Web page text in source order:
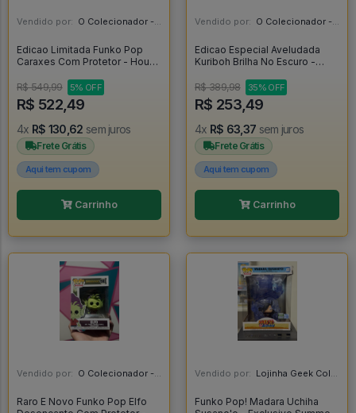
Vendido por: O Colecionador - SP
Edicao Limitada Funko Pop
Caraxes Com Protetor - House
R$ 549,99
5% OFF
R$ 522,49
4x R$ 130,62 sem juros
Frete Grátis
Aqui tem cupom
Carrinho
Vendido por: O Colecionador - SP
Edicao Especial Aveludada
Kuriboh Brilha No Escuro -
R$ 389,98
35% OFF
R$ 253,49
4x R$ 63,37 sem juros
Frete Grátis
Aqui tem cupom
Carrinho
Vendido por: O Colecionador - SP
Raro E Novo Funko Pop Elfo
Vendido por: Lojinha Geek Colecionáveis - DF
Funko Pop! Madara Uchiha